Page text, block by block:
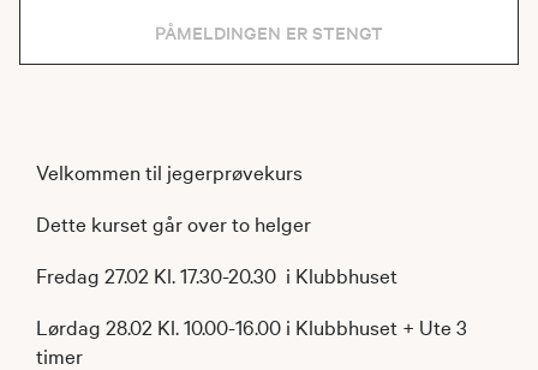
PÅMELDINGEN ER STENGT
Velkommen til jegerprøvekurs
Dette kurset går over to helger
Fredag 27.02 Kl. 17.30-20.30 i Klubbhuset
Lørdag 28.02 Kl. 10.00-16.00 i Klubbhuset + Ute 3
timer